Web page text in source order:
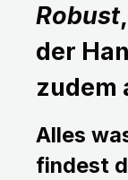
Robust,
der
zudem
Alles
findest